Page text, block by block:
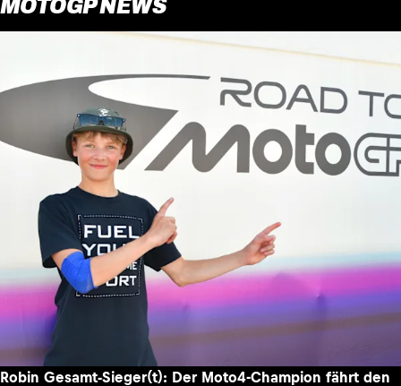
MOTOGP NEWS
Robin Gesamt-Sieger(t): Der Moto4-Champion fährt den